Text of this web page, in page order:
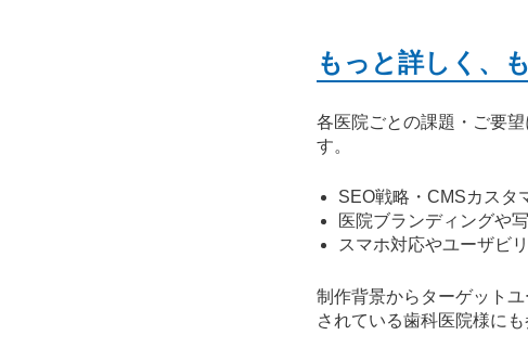
もっと詳しく、
各医院ごとの課題・ご要
す。
SEO戦略・CMSカスタ
医院ブランディングや
スマホ対応やユーザビ
制作背景からターゲット
されている歯科医院様に